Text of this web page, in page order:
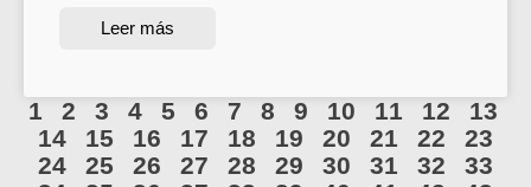
Leer más
1 2 3 4 5 6 7 8 9 10 11 12
13
14
15 16 17 18 19 20 21 22
23
24
25 26 27 28 29 30 31 32
33